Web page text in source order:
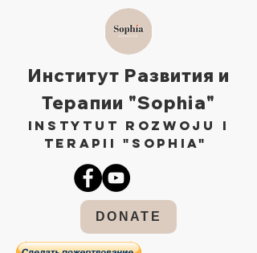
Институт Развития и
Терапии "Sophia"
Instytut Rozwoju i
Terapii "Sophia"
DONATE